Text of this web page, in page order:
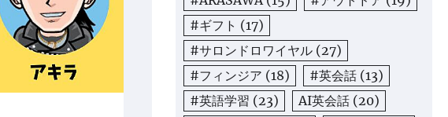
#ギフト (17)
#サロンドロワイヤル (27)
#フィンジア (18) #英会話 (13)
#英語学習 (23) AI英会話 (20)